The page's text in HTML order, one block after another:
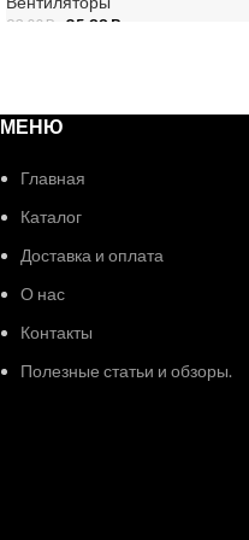
93,00 Br 85,00 Br
МЕНЮ
Главная
Каталог
Доставка и оплата
О нас
Контакты
Полезные статьи и обзоры.